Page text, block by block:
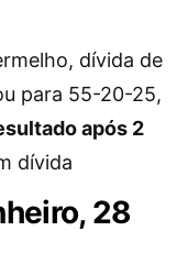
dívida de
para 55-20-25,
após 2
dívida
28